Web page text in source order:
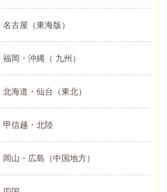
名古屋（東海版）
福岡・沖縄（ 九州）
北海道・仙台（東北）
甲信越・北陸
岡山・広島（中国地方）